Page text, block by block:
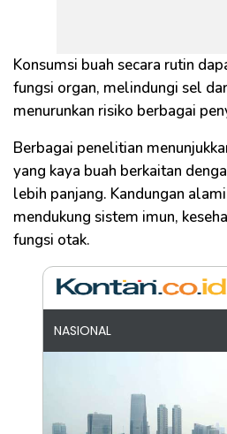
Konsumsi buah secara rutin
fungsi organ, melindungi sel
menurunkan risiko berbagai
Berbagai penelitian
yang kaya buah berkaitan
lebih panjang. Kandungan
mendukung sistem imun,
fungsi otak.
NASIONAL